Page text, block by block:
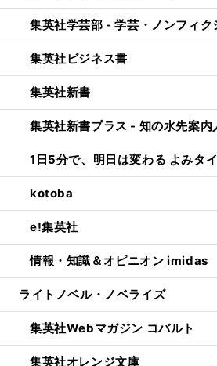
集英社学芸部 - 学芸・ノンフィク
集英社ビジネス書
集英社新書
集英社新書プラス - 知の水先案内
1日5分で、明日は変わる よみタ
kotoba
e!集英社
情報・知識＆オピニオン imidas
ライトノベル・ノベライズ
集英社Webマガジン コバルト
集英社オレンジ文庫